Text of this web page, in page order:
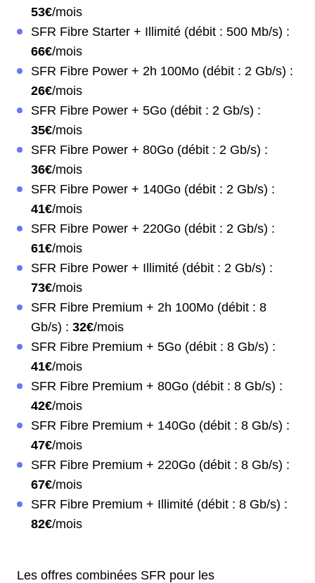
53€/mois
SFR Fibre Starter + Illimité (débit : 500 Mb/s) :
66€/mois
SFR Fibre Power + 2h 100Mo (débit : 2 Gb/s) :
26€/mois
SFR Fibre Power + 5Go (débit : 2 Gb/s) :
35€/mois
SFR Fibre Power + 80Go (débit : 2 Gb/s) :
36€/mois
SFR Fibre Power + 140Go (débit : 2 Gb/s) :
41€/mois
SFR Fibre Power + 220Go (débit : 2 Gb/s) :
61€/mois
SFR Fibre Power + Illimité (débit : 2 Gb/s) :
73€/mois
SFR Fibre Premium + 2h 100Mo (débit : 8
Gb/s) : 32€/mois
SFR Fibre Premium + 5Go (débit : 8 Gb/s) :
41€/mois
SFR Fibre Premium + 80Go (débit : 8 Gb/s) :
42€/mois
SFR Fibre Premium + 140Go (débit : 8 Gb/s) :
47€/mois
SFR Fibre Premium + 220Go (débit : 8 Gb/s) :
67€/mois
SFR Fibre Premium + Illimité (débit : 8 Gb/s) :
82€/mois
Les offres combinées SFR pour les